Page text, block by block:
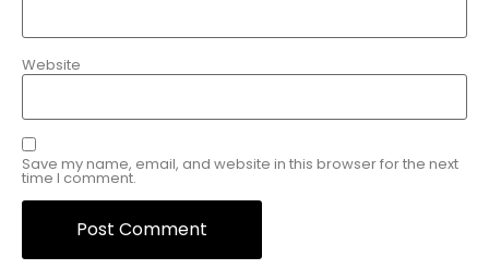
Website
Save my name, email, and website in this browser for the next
time I comment.